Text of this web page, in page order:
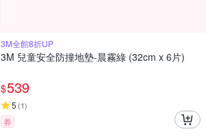
3M全館8折UP
3M 兒童安全防撞地墊-晨霧綠 (32cm x 6片)
$539
5 (1)
券